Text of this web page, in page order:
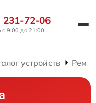
231-72-06
с 9:00 до 21:00
устройств